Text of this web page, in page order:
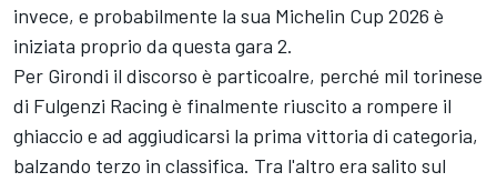
invece, e probabilmente la sua Michelin Cup 2026 è
iniziata proprio da questa gara 2.
Per Girondi il discorso è particoalre, perché mil torinese
di Fulgenzi Racing è finalmente riuscito a rompere il
ghiaccio e ad aggiudicarsi la prima vittoria di categoria,
balzando terzo in classifica. Tra l'altro era salito sul